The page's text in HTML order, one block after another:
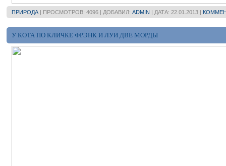
ПРИРОДА | ПРОСМОТРОВ: 4096 | ДОБАВИЛ: ADMIN | ДАТА: 22.01.2013 |
У КОТА ПО КЛИЧКЕ ФРЭНК И ЛУИ ДВЕ МОРДЫ